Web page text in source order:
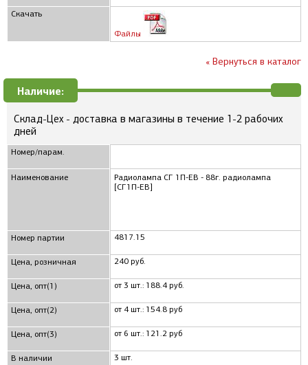
Скачать
Файлы
« Вернуться в каталог
Наличие:
Склад-Цех - доставка в магазины в течение 1-2 рабочих
дней
Номер/парам.
Наименование
Номер партии
Цена, розничная
Цена, опт(1)
Цена, опт(2)
Цена, опт(3)
В наличии
Радиолампа СГ 1П-ЕВ - 88г. радиолампа
[СГ1П-ЕВ]
4817.15
240 руб.
от 3 шт.: 188.4 руб.
от 4 шт.: 154.8 руб
от 6 шт.: 121.2 руб
3 шт.